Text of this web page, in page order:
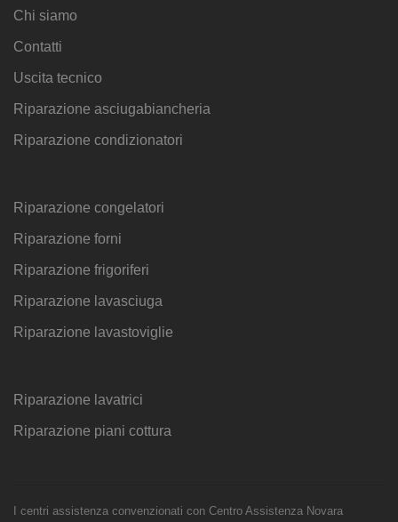
Chi siamo
Contatti
Uscita tecnico
Riparazione asciugabiancheria
Riparazione condizionatori
Riparazione congelatori
Riparazione forni
Riparazione frigoriferi
Riparazione lavasciuga
Riparazione lavastoviglie
Riparazione lavatrici
Riparazione piani cottura
I centri assistenza convenzionati con Centro Assistenza Novara